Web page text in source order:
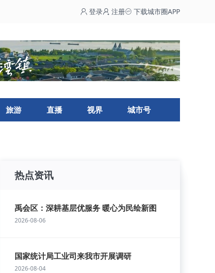
登录 注册 下载城市圈APP
旅游 直播 视界 城市号
热点资讯
禹会区：深耕基层优服务 暖心为民绘新图
2026-08-06
国家统计局工业司来我市开展调研
2026-08-04